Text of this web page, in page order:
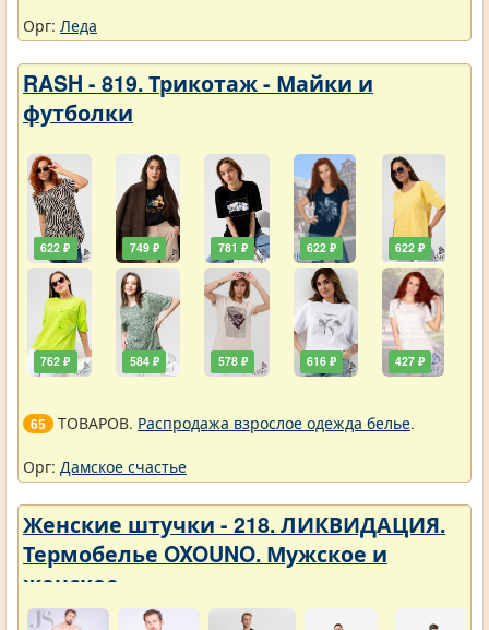
Орг: Леда
RASH - 819. Трикотаж - Майки и
футболки
622 ₽
762 ₽
749 ₽
584 ₽
781 ₽
578 ₽
622 ₽
616 ₽
622 ₽
427 ₽
65 ТОВАРОВ. Распродажа взрослое одежда белье.
Орг: Дамское счастье
Женские штучки - 218. ЛИКВИДАЦИЯ.
Термобелье OXOUNO. Мужское и
женское